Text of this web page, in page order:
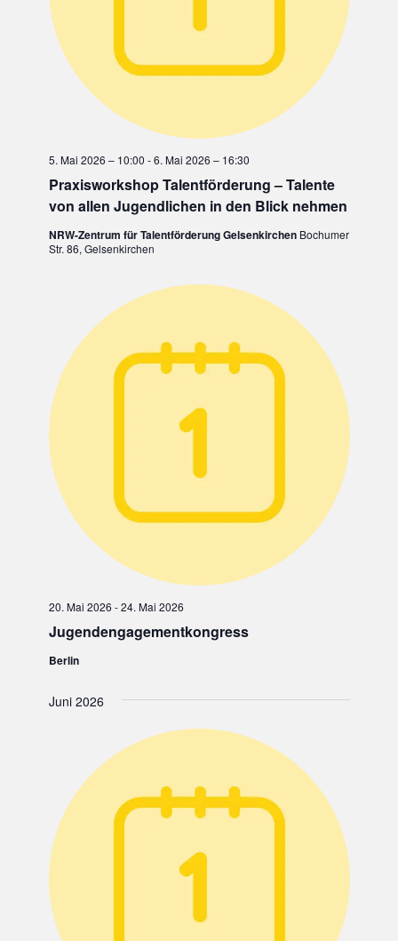
Praxisworkshop Talentförderung – Talente
von allen Jugendlichen in den Blick nehmen
5. Mai 2026 – 10:00 -6. Mai 2026 – 16:30
NRW-Zentrum für Talentförderung Gelsenkirchen Bochumer
Str. 86, Gelsenkirchen
Jugendengagementkongress
20. Mai 2026 -24. Mai 2026
Berlin
Juni 2026